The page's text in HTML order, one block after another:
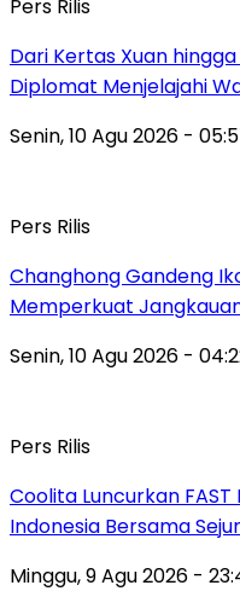
Pers Rilis
Dari Kertas Xuan
Diplomat Menjelajahi
Senin, 10 Agu 2026 -
Pers Rilis
Changhong Gandeng
Memperkuat
Senin, 10 Agu 2026 -
Pers Rilis
Coolita Luncurkan
Indonesia Bersama
Minggu, 9 Agu 2026 -